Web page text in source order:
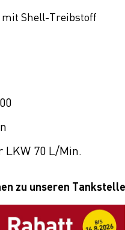
Shell-Treibstoff
LKW 70 L/Min.
zu unseren